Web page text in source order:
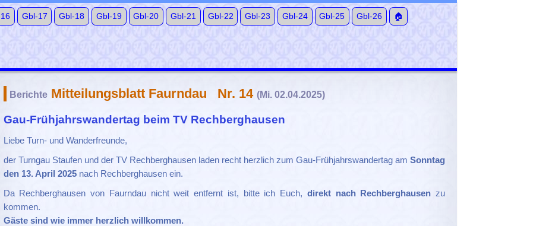
Gbl-17 Gbl-18 Gbl-19 Gbl-20 Gbl-21 Gbl-22 Gbl-23 Gbl-24 Gbl-25 Gbl-26 🏠
BerichteMitteilungsblatt Faurndau Nr. 14 (Mi. 02.04.2025)
Gau-Frühjahrswandertag beim TV Rechberghausen
Liebe Turn- und Wanderfreunde,
der Turngau Staufen und der TV Rechberghausen laden recht herzlich zum Gau-Frühjahrswandertag am Sonntag
den 13. April 2025nach Rechberghausen ein.
Da Rechberghausen von Faurndau nicht weit entfernt ist, bitte ich Euch, direkt nach Rechberghausen zu
kommen.
Gäste sind wie immer herzlich willkommen.